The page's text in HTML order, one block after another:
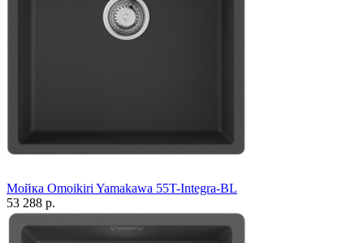
Мойка Omoikiri Yamakawa 55T-Integra-BL
53 288 р.